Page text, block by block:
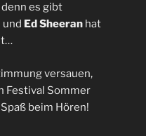
es gibt
und Ed Sheeran hat
versauen,
Festival Sommer
beim Hören!